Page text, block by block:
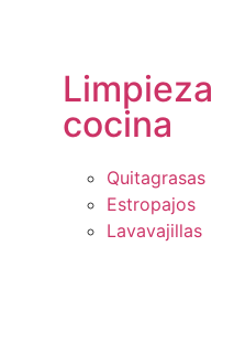
Limpieza
cocina
Quitagrasas
Estropajos
Lavavajillas